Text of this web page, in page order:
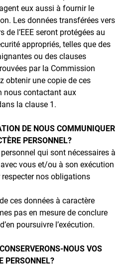
eux aussi à fournir le
Les données transférées vers
de l’EEE seront protégées au
appropriés, telles que des
ou des clauses
par la Commission
obtenir une copie de ces
nous contactant aux
la clause 1.
DE NOUS COMMUNIQUER
PERSONNEL?
qui sont nécessaires à
vous et/ou à son exécution
nos obligations
ces données à caractère
pas en mesure de conclure
poursuivre l’exécution.
NOUS VOS
PERSONNEL?